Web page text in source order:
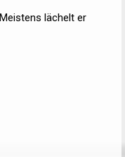
lächelt er